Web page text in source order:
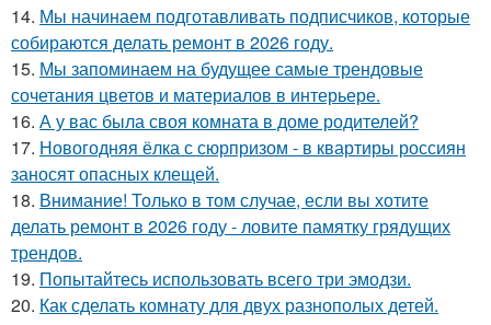
14. Мы начинаем подготавливать подписчиков, которые
собираются делать ремонт в 2026 году.
15. Мы запоминаем на будущее самые трендовые
сочетания цветов и материалов в интерьере.
16. А у вас была своя комната в доме родителей?
17. Новогодняя ёлка с сюрпризом - в квартиры россиян
заносят опасных клещей.
18. Внимание! Только в том случае, если вы хотите
делать ремонт в 2026 году - ловите памятку грядущих
трендов.
19. Попытайтесь использовать всего три эмодзи.
20. Как сделать комнату для двух разнополых детей.